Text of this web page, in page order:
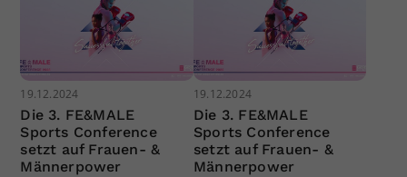
19.12.2024
Die 3. FE&MALE
Sports Conference
setzt auf Frauen- &
Männerpower
19.12.2024
Die 3. FE&MALE
Sports Conference
setzt auf Frauen- &
Männerpower